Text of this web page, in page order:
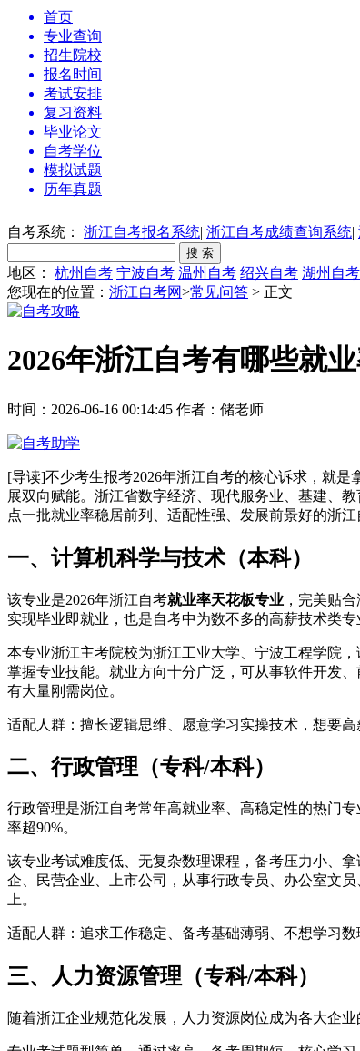
首页
专业查询
招生院校
报名时间
考试安排
复习资料
毕业论文
自考学位
模拟试题
历年真题
自考系统： 浙江自考报名系统| 浙江自考成绩查询系统|
地区： 杭州自考 宁波自考 温州自考 绍兴自考 湖州自考
您现在的位置： 浙江自考网>常见问答 > 正文
2026年浙江自考有哪些就
时间：2026-06-16 00:14:45 作者：储老师
[导读]不少考生报考2026年浙江自考的核心诉求，就
展双向赋能。浙江省数字经济、现代服务业、基建、
点一批就业率稳居前列、适配性强、发展前景好的浙
一、计算机科学与技术（本科）
该专业是2026年浙江自考就业率天花板专业 ，完美贴
实现毕业即就业，也是自考中为数不多的高薪技术类专
本专业浙江主考院校为浙江工业大学、宁波工程学院
掌握专业技能。就业方向十分广泛，可从事软件开发
有大量刚需岗位。
适配人群：擅长逻辑思维、愿意学习实操技术，想要
二、行政管理（专科/本科）
行政管理是浙江自考常年高就业率、高稳定性的热门
率超90%。
该专业考试难度低、无复杂数理课程，备考压力小、
企、民营企业、上市公司，从事行政专员、办公室文
上。
适配人群：追求工作稳定、备考基础薄弱、不想学习
三、人力资源管理（专科/本科）
随着浙江企业规范化发展，人力资源岗位成为各大企